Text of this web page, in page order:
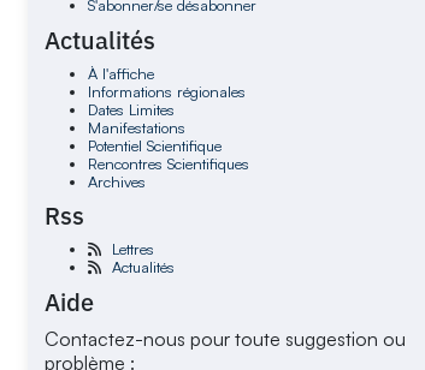
S'abonner/se désabonner
Actualités
À l'affiche
Informations régionales
Dates Limites
Manifestations
Potentiel Scientifique
Rencontres Scientifiques
Archives
Rss
Lettres
Actualités
Aide
Contactez-nous pour toute suggestion ou
problème :